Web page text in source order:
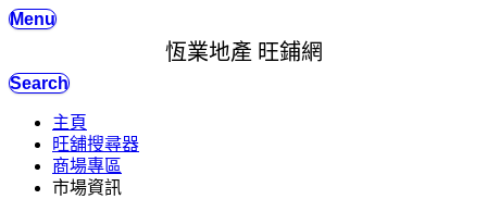
Menu
恆業地產 旺鋪網
Search
主頁
旺舖搜尋器
商場專區
市場資訊